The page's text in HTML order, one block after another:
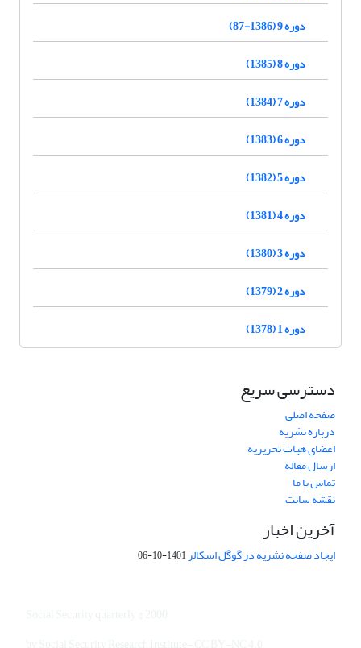
دوره 9 (1386-87)
دوره 8 (1385)
دوره 7 (1384)
دوره 6 (1383)
دوره 5 (1382)
دوره 4 (1381)
دوره 3 (1380)
دوره 2 (1379)
دوره 1 (1378)
دسترسی سریع
صفحه اصلی
درباره نشریه
اعضای هیات تحریریه
ارسال مقاله
تماس با ما
نقشه سایت
آخرین اخبار
ایجاد صفحه نشریه در گوگل اسکالر1401-10-06